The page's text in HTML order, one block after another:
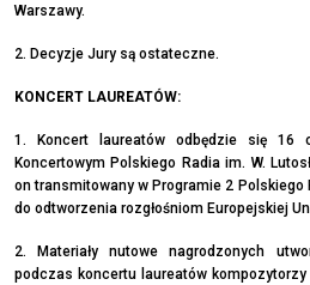
Warszawy.
2. Decyzje Jury są ostateczne.
KONCERT LAUREATÓW:
1. Koncert laureatów odbędzie się 16
Koncertowym Polskiego Radia im. W.
on transmitowany w Programie 2
do odtworzenia rozgłośniom Europejskiej
2. Materiały nutowe nagrodzonych
podczas koncertu laureatów